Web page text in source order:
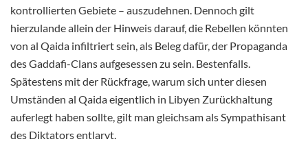
kontrollierten Gebiete – auszudehnen. Dennoch gilt
hierzulande allein der Hinweis darauf, die Rebellen könnten
von al Qaida infiltriert sein, als Beleg dafür, der Propaganda
des Gaddafi-Clans aufgesessen zu sein. Bestenfalls.
Spätestens mit der Rückfrage, warum sich unter diesen
Umständen al Qaida eigentlich in Libyen Zurückhaltung
auferlegt haben sollte, gilt man gleichsam als Sympathisant
des Diktators entlarvt.